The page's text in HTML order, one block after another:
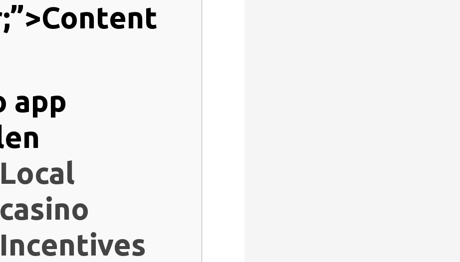
Local
casino
Incentives